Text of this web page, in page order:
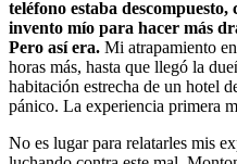
teléfono estaba
invento mío para hacer más
Pero así era. Mi atrapamiento
horas más, hasta que llegó la
habitación estrecha de un hotel
pánico. La experiencia primera
No es lugar para relatarles mis